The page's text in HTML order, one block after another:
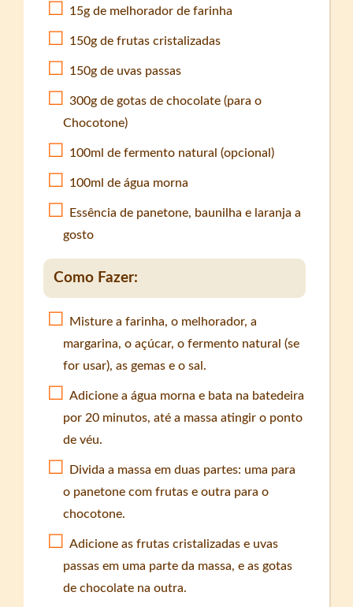
15g de melhorador de farinha
150g de frutas cristalizadas
150g de uvas passas
300g de gotas de chocolate (para o
Chocotone)
100ml de fermento natural (opcional)
100ml de água morna
Essência de panetone, baunilha e laranja a
gosto
Como Fazer:
Misture a farinha, o melhorador, a
margarina, o açúcar, o fermento natural (se
for usar), as gemas e o sal.
Adicione a água morna e bata na batedeira
por 20 minutos, até a massa atingir o ponto
de véu.
Divida a massa em duas partes: uma para
o panetone com frutas e outra para o
chocotone.
Adicione as frutas cristalizadas e uvas
passas em uma parte da massa, e as gotas
de chocolate na outra.